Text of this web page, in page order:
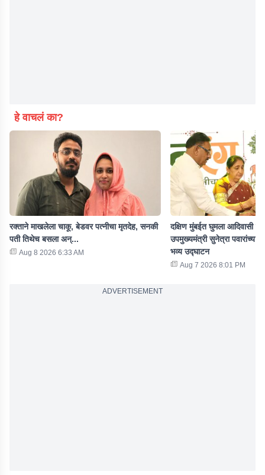
हे वाचलं का?
रक्ताने माखलेला चाकू, बेडवर पत्नीचा मृतदेह, सनकी
पती तिथेच बसला अन्...
Aug 8 2026 6:33 AM
दक्षिण मुंबईत घुमला आदिवासी
उपमुख्यमंत्री सुनेत्रा
भव्य उद्घाटन
Aug 7 2026 8:01 PM
ADVERTISEMENT